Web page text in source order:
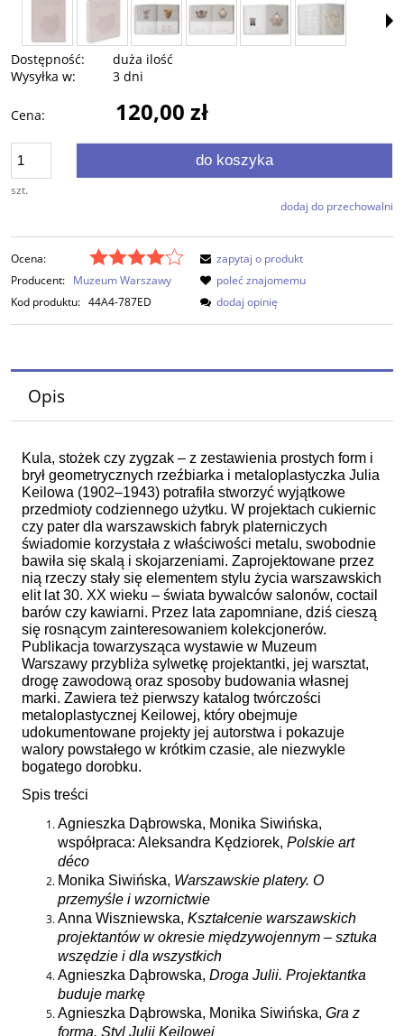
Dostępność:
duża ilość
Wysyłka w:
3 dni
Cena: 120,00 zł
szt.
do koszyka
dodaj do przechowalni
Ocena:
Producent: Muzeum Warszawy
Kod produktu: 44A4-787ED
zapytaj o produkt
poleć znajomemu
dodaj opinię
Opis
Kula, stożek czy zygzak – z zestawienia prostych form i
brył geometrycznych rzeźbiarka i metaloplastyczka Julia
Keilowa (1902–1943) potrafiła stworzyć wyjątkowe
przedmioty codziennego użytku. W projektach cukiernic
czy pater dla warszawskich fabryk platerniczych
świadomie korzystała z właściwości metalu, swobodnie
bawiła się skalą i skojarzeniami. Zaprojektowane przez
nią rzeczy stały się elementem stylu życia warszawskich
elit lat 30. XX wieku – świata bywalców salonów, coctail
barów czy kawiarni. Przez lata zapomniane, dziś cieszą
się rosnącym zainteresowaniem kolekcjonerów.
Publikacja towarzysząca wystawie w Muzeum
Warszawy przybliża sylwetkę projektantki, jej warsztat,
drogę zawodową oraz sposoby budowania własnej
marki. Zawiera też pierwszy katalog twórczości
metaloplastycznej Keilowej, który obejmuje
udokumentowane projekty jej autorstwa i pokazuje
walory powstałego w krótkim czasie, ale niezwykle
bogatego dorobku.
Spis treści
Agnieszka Dąbrowska, Monika Siwińska,
współpraca: Aleksandra Kędziorek, Polskie art
déco
Monika Siwińska, Warszawskie platery. O
przemyśle i wzornictwie
Anna Wiszniewska, Kształcenie warszawskich
projektantów w okresie międzywojennym – sztuka
wszędzie i dla wszystkich
Agnieszka Dąbrowska, Droga Julii. Projektantka
buduje markę
Agnieszka Dąbrowska, Monika Siwińska, Gra z
formą. Styl Julii Keilowej